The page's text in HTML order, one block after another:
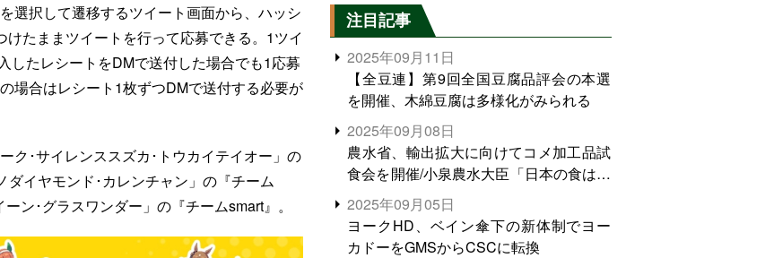
選択して遷移するツイート画面から、ハッシ
たままツイートを行って応募できる。1ツイ
したレシートをDMで送付した場合でも1応募
場合はレシート1枚ずつDMで送付する必要が
ク･サイレンススズカ･トウカイテイオー」の
ダイヤモンド･カレンチャン」の『チーム
ン･グラスワンダー」の『チームsmart』。
注目記事
2025年09月11日
【全豆連】第9回全国豆腐品評会の本選
を開催、木綿豆腐は多様化がみられる
2025年09月08日
農水省、輸出拡大に向けてコメ加工品試
食会を開催/小泉農水大臣「日本の食は世
界でトップをとれる。米増産に向けて、
米輸出需要の拡大を」
2025年09月05日
ヨークHD、ベイン傘下の新体制でヨー
カドーをGMSからCSCに転換